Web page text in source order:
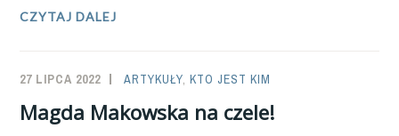
CZYTAJ DALEJ
DLACZEGO
27 LIPCA 2022
SAILOR-
ARTYKUŁY,KTO JEST KIM
Magda Makowska na czele!